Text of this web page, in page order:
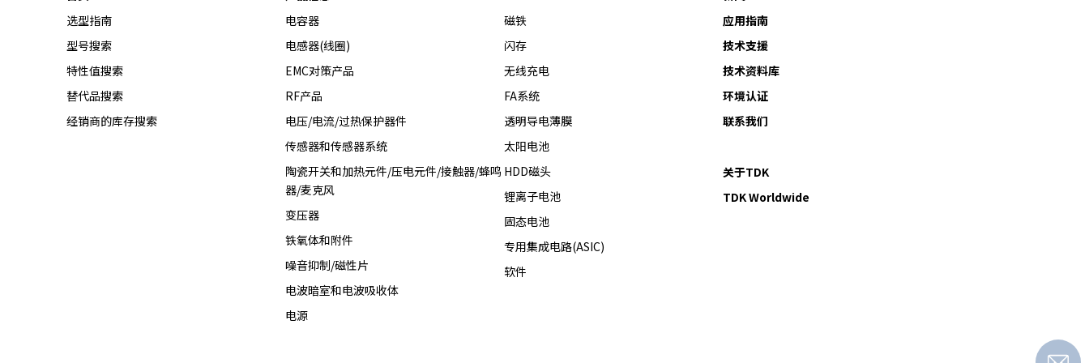
选型指南
型号搜索
特性值搜索
替代品搜索
经销商的库存搜索
电容器
电感器(线圈)
EMC对策产品
RF产品
电压/电流/过热保护器件
传感器和传感器系统
陶瓷开关和加热元件/压电元件/接触器/蜂鸣
器/麦克风
变压器
铁氧体和附件
噪音抑制/磁性片
电波暗室和电波吸收体
电源
磁铁
闪存
无线充电
FA系统
透明导电薄膜
太阳电池
HDD磁头
锂离子电池
固态电池
专用集成电路(ASIC)
软件
应用指南
技术支援
技术资料库
环境认证
联系我们
关于TDK
TDK Worldwide